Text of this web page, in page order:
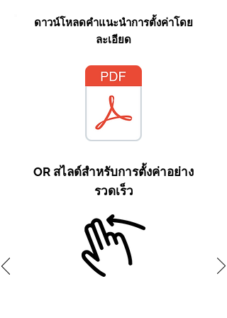
ดาวน์โหลดคำแนะนำการตั้งค่าโดย
ละเอียด
OR สไลด์สำหรับการตั้งค่าอย่าง
รวดเร็ว